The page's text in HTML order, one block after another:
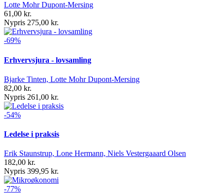
Lotte Mohr Dupont-Mersing
61,00 kr.
Nypris 275,00 kr.
-69%
Erhvervsjura - lovsamling
Bjarke Tinten, Lotte Mohr Dupont-Mersing
82,00 kr.
Nypris 261,00 kr.
-54%
Ledelse i praksis
Erik Staunstrup, Lone Hermann, Niels Vestergaaard Olsen
182,00 kr.
Nypris 399,95 kr.
-77%